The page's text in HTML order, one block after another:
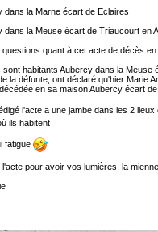
dans la Marne écart de Eclaires
dans la Meuse écart de Triaucourt en
quant à cet acte de décès
habitants Aubercy dans la Meuse
la défunte, ont déclaré qu'hier Marie
en sa maison Aubercy écart de
l'acte a une jambe dans les 2
ils habitent
fatigue
pour avoir vos lumières, la